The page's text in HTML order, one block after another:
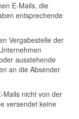
E-Mails, die
entsprechende
Vergabestelle der
ausstehende
an die Absender
Mails nicht von der
versendet keine